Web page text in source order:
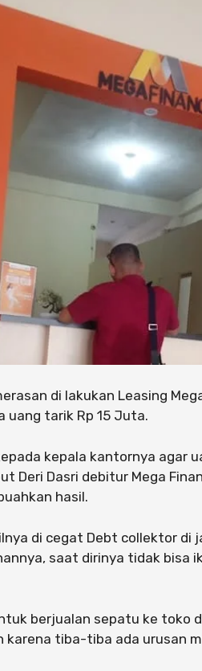
di lakukan Leasing
uang tarik Rp 15 Juta.
kepala kantornya agar
Deri Dasri debitur Mega
hasil.
di cegat Debt collektor di
saat dirinya tidak bisa
berjualan sepatu ke toko
tiba-tiba ada urusan